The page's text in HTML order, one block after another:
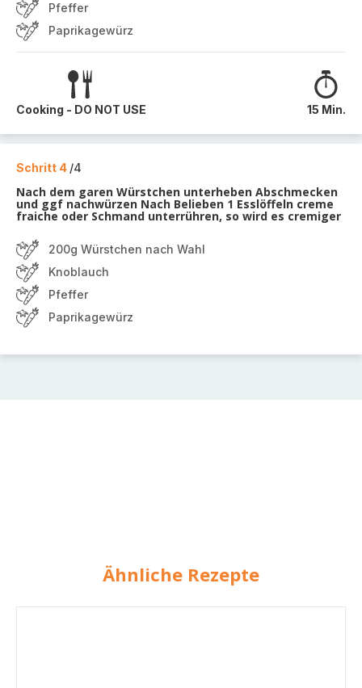
Pfeffer
Paprikagewürz
Cooking - DO NOT USE 15 Min.
Schritt 4 /4
Nach dem garen Würstchen unterheben Abschmecken
und ggf nachwürzen Nach Belieben 1 Esslöffeln creme
fraiche oder Schmand unterrühren, so wird es cremiger
200g Würstchen nach Wahl
Knoblauch
Pfeffer
Paprikagewürz
Ähnliche Rezepte